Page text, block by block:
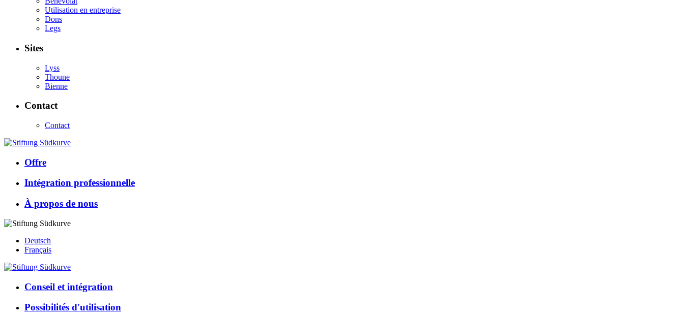
Utilisation en entreprise
Dons
Legs
Sites
Lyss
Thoune
Bienne
Contact
Contact
Offre
Intégration professionnelle
À propos de nous
Deutsch
Français
Conseil et intégration
Possibilités d'utilisation